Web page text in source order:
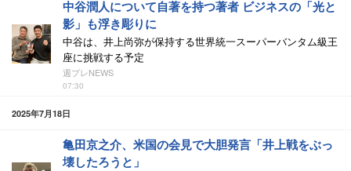
中谷潤人について自著を持つ著者 ビジネスの「光と
影」も浮き彫りに
中谷は、井上尚弥が保持する世界統一スーパーバンタム級王
座に挑戦する予定
週プレNEWS
07:30
2025年7月18日
亀田京之介、米国の会見で大胆発言「井上戦をぶっ
壊したろうと」